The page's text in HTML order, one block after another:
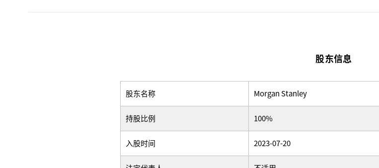
股东信息
股东名称 Morgan Stanley
持股比例 100%
入股时间 2023-07-20